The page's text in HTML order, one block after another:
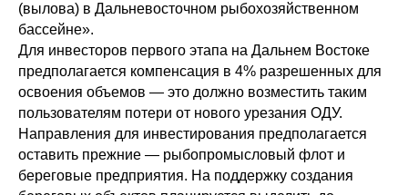
(вылова) в Дальневосточном рыбохозяйственном
бассейне».
Для инвесторов первого этапа на Дальнем Востоке
предполагается компенсация в 4% разрешенных для
освоения объемов — это должно возместить таким
пользователям потери от нового урезания ОДУ.
Направления для инвестирования предполагается
оставить прежние — рыбопромысловый флот и
береговые предприятия. На поддержку создания